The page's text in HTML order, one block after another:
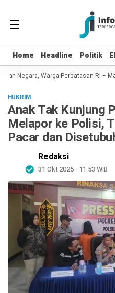
Home Headline Politik
Home Headline Politik
Negara, Warga Perbatasan RI –
HUKRIM
Anak Tak Kunjung
Melapor ke Polisi,
Pacar dan
Redaksi
31 Okt 2025 - 11:53 WIB